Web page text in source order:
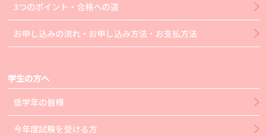
3つのポイント・合格への道
お申し込みの流れ・お申し込み方法・お支払方法
学生の方へ
低学年の皆様
今年度試験を受ける方